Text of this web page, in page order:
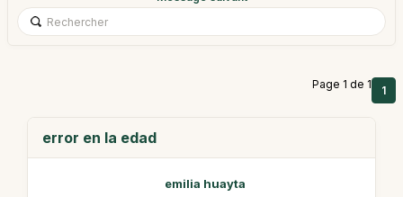
Page 1 de 1 1
error en la edad
emilia huayta